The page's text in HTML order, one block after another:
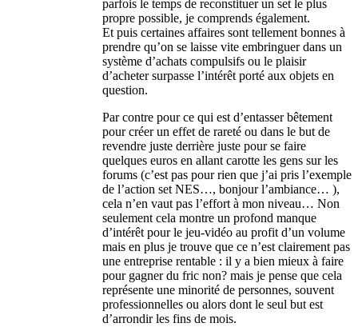
parfois le temps de reconstituer un set le plus
propre possible, je comprends également.
Et puis certaines affaires sont tellement bonnes à
prendre qu’on se laisse vite embringuer dans un
système d’achats compulsifs ou le plaisir
d’acheter surpasse l’intérêt porté aux objets en
question.
Par contre pour ce qui est d’entasser bêtement
pour créer un effet de rareté ou dans le but de
revendre juste derrière juste pour se faire
quelques euros en allant carotte les gens sur les
forums (c’est pas pour rien que j’ai pris l’exemple
de l’action set NES…, bonjour l’ambiance… ),
cela n’en vaut pas l’effort à mon niveau… Non
seulement cela montre un profond manque
d’intérêt pour le jeu-vidéo au profit d’un volume
mais en plus je trouve que ce n’est clairement pas
une entreprise rentable : il y a bien mieux à faire
pour gagner du fric non? mais je pense que cela
représente une minorité de personnes, souvent
professionnelles ou alors dont le seul but est
d’arrondir les fins de mois.